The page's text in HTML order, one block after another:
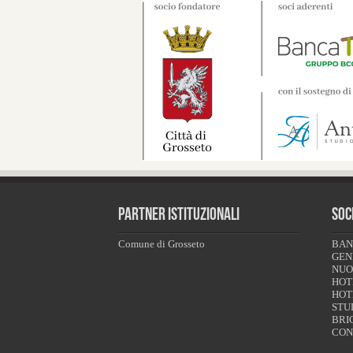
PARTNER ISTITUZIONALI
Comune di Grosseto